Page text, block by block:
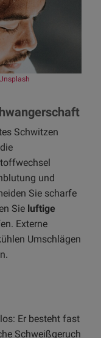
Unsplash
Schwitzen
und
Sie scharfe
Sie luftige
Externe
Umschlägen
Er besteht fast
Schweißgeruch